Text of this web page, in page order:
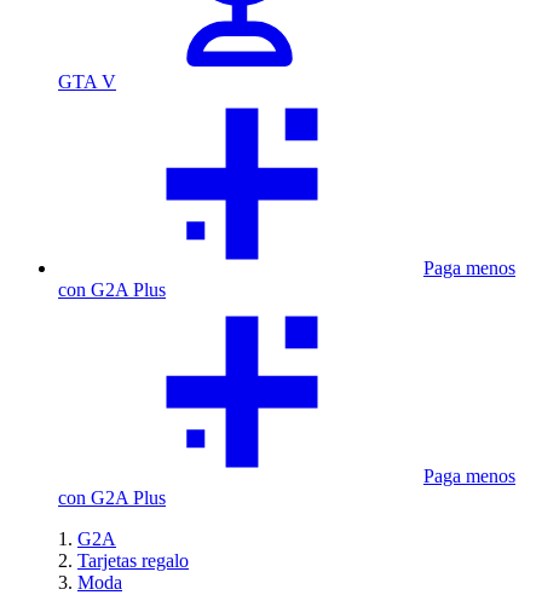
GTA V
Paga menos
con G2A Plus
Paga menos
con G2A Plus
G2A
Tarjetas regalo
Moda